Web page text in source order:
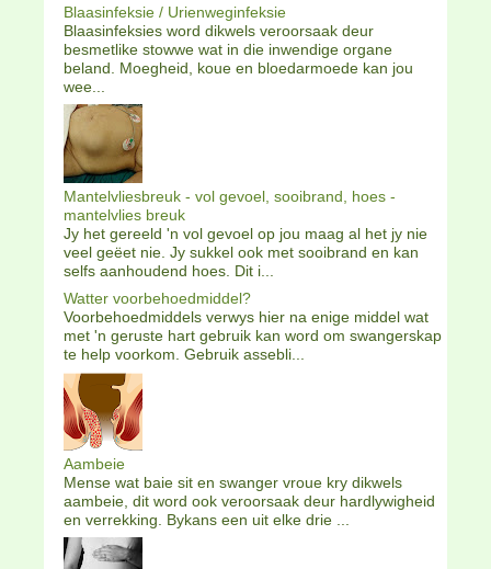
Blaasinfeksie / Urienweginfeksie
Blaasinfeksies word dikwels veroorsaak deur
besmetlike stowwe wat in die inwendige organe
beland. Moegheid, koue en bloedarmoede kan jou
wee...
Mantelvliesbreuk - vol gevoel, sooibrand, hoes -
mantelvlies breuk
Jy het gereeld 'n vol gevoel op jou maag al het jy nie
veel geëet nie. Jy sukkel ook met sooibrand en kan
selfs aanhoudend hoes. Dit i...
Watter voorbehoedmiddel?
Voorbehoedmiddels verwys hier na enige middel wat
met 'n geruste hart gebruik kan word om swangerskap
te help voorkom. Gebruik assebli...
Aambeie
Mense wat baie sit en swanger vroue kry dikwels
aambeie, dit word ook veroorsaak deur hardlywigheid
en verrekking. Bykans een uit elke drie ...